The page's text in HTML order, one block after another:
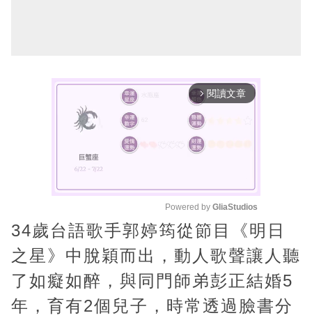
arrow_forward_ios 閱讀文章
M
u
t
e
Powered by GliaStudios
34歲台語歌手郭婷筠從節目《明日
之星》中脫穎而出，動人歌聲讓人聽
了如癡如醉，與同門師弟彭正結婚5
年，育有2個兒子，時常透過臉書分